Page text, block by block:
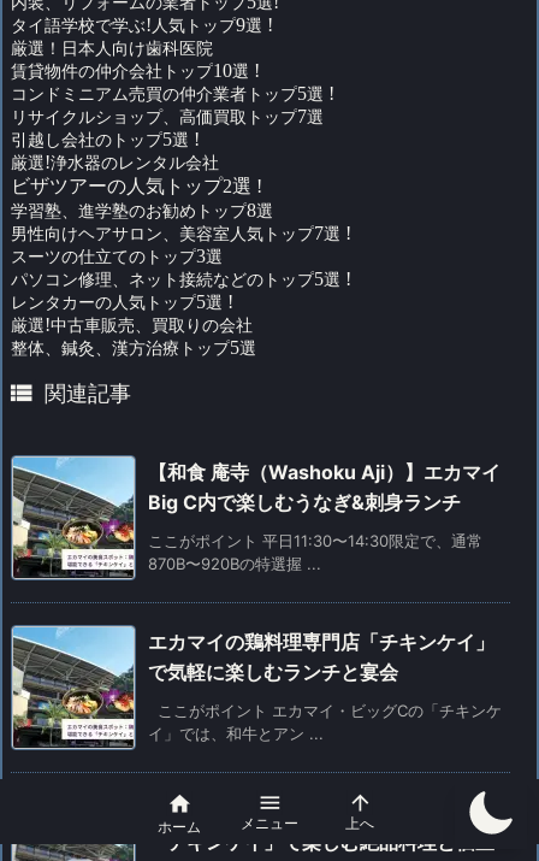
タイ語学校で学ぶ! 人気トップ9選 !
厳選！日本人向け歯科医院
賃貸物件の仲介会社トップ10選 !
コンドミニアム売買の仲介業者トップ5選 !
リサイクルショップ、高価買取トップ7選
引越し会社のトップ5選 !
厳選!浄水器のレンタル会社
ビザツアーの人気トップ2選 !
学習塾、進学塾のお勧めトップ8選
男性向けヘアサロン、美容室人気トップ7選 !
スーツの仕立てのトップ3選
パソコン修理、ネット接続などのトップ5選 !
レンタカーの人気トップ5選 !
厳選!中古車販売、買取りの会社
整体、鍼灸、漢方治療トップ5選
 関連記事
【和食 庵寺（Washoku Aji）】エカマイ
Big C内で楽しむうなぎ&刺身ランチ
ここがポイント 平日11:30〜14:30限定で、通常
870B〜920Bの特選握 ...
エカマイの鶏料理専門店「チキンケイ」
で気軽に楽しむランチと宴会
ここがポイント エカマイ・ビッグCの「チキンケ
イ」では、和牛とアン ...
エカマイ・ビッグCの「和食 庵寺」と
「チキンケイ」で楽しむ絶品料理と個室

ホーム

メニュー

上へ